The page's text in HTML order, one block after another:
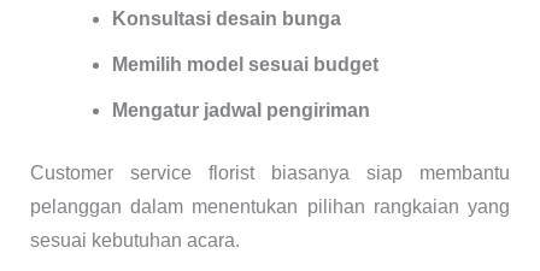
Konsultasi desain bunga
Memilih model sesuai budget
Mengatur jadwal pengiriman
Customer service florist biasanya siap membantu
pelanggan dalam menentukan pilihan rangkaian yang
sesuai kebutuhan acara.